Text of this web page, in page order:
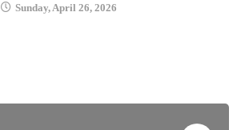
Sunday, April 26, 2026